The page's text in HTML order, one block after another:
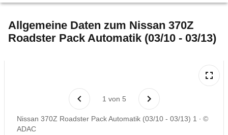
Technische Daten
Laufende Kosten
Rückrufe & Mängel
Allgemeine Daten zum Nissan 370Z
Roadster Pack Automatik (03/10 - 03/13)
1 von 5
Nissan 370Z Roadster Pack Automatik (03/10 - 03/13) 1
©
ADAC